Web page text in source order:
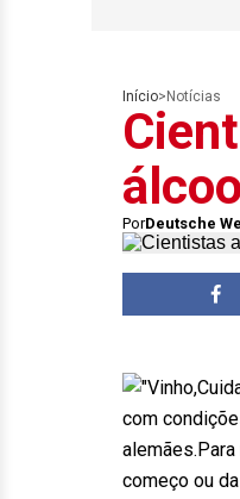
Início> Notícias
PorDeutsche
com
começo ou